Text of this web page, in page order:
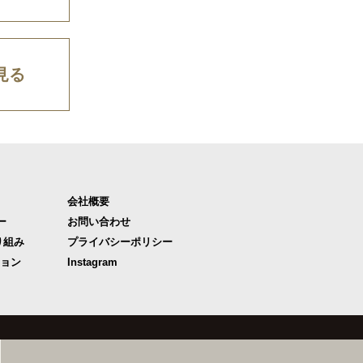
る
組み
ン
会社概要
お問い合わせ
プライバシーポリシー
Instagram